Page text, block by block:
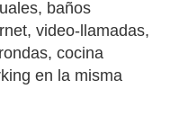
baños
video-llamadas,
cocina
en la misma